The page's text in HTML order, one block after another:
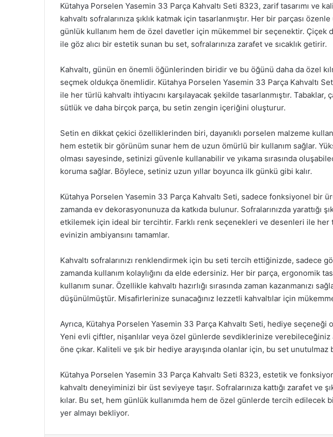
Kütahya Porselen Yasemin 33 Parça Kahvaltı Seti 8323, zarif tasarımı ve
kahvaltı sofralarınıza şıklık katmak için tasarlanmıştır. Her bir parçası
günlük kullanım hem de özel davetler için mükemmel bir seçenektir. Çiçek
ile göz alıcı bir estetik sunan bu set, sofralarınıza zarafet ve sıcaklık getirir.
Kahvaltı, günün en önemli öğünlerinden biridir ve bu öğünü daha da özel
seçmek oldukça önemlidir. Kütahya Porselen Yasemin 33 Parça Kahvaltı
ile her türlü kahvaltı ihtiyacını karşılayacak şekilde tasarlanmıştır. Tabaklar,
sütlük ve daha birçok parça, bu setin zengin içeriğini oluşturur.
Setin en dikkat çekici özelliklerinden biri, dayanıklı porselen malzeme
hem estetik bir görünüm sunar hem de uzun ömürlü bir kullanım sağlar.
olması sayesinde, setinizi güvenle kullanabilir ve yıkama sırasında
koruma sağlar. Böylece, setiniz uzun yıllar boyunca ilk günkü gibi kalır.
Kütahya Porselen Yasemin 33 Parça Kahvaltı Seti, sadece fonksiyonel bir
zamanda ev dekorasyonunuza da katkıda bulunur. Sofralarınızda yarattığı
etkilemek için ideal bir tercihtir. Farklı renk seçenekleri ve desenleri ile her
evinizin ambiyansını tamamlar.
Kahvaltı sofralarınızı renklendirmek için bu seti tercih ettiğinizde, sadece
zamanda kullanım kolaylığını da elde edersiniz. Her bir parça, ergonomik
kullanım sunar. Özellikle kahvaltı hazırlığı sırasında zaman kazanmanızı
düşünülmüştür. Misafirlerinize sunacağınız lezzetli kahvaltılar için
Ayrıca, Kütahya Porselen Yasemin 33 Parça Kahvaltı Seti, hediye seçeneği
Yeni evli çiftler, nişanlılar veya özel günlerde sevdiklerinize verebileceğiniz
öne çıkar. Kaliteli ve şık bir hediye arayışında olanlar için, bu set unutulmaz
Kütahya Porselen Yasemin 33 Parça Kahvaltı Seti 8323, estetik ve
kahvaltı deneyiminizi bir üst seviyeye taşır. Sofralarınıza kattığı zarafet ve
kılar. Bu set, hem günlük kullanımda hem de özel günlerde tercih edilecek
yer almayı bekliyor.